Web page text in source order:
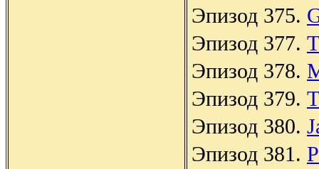
Эпизод 375.
Эпизод 377.
Эпизод 378.
Эпизод 379.
Эпизод 380.
Эпизод 381.